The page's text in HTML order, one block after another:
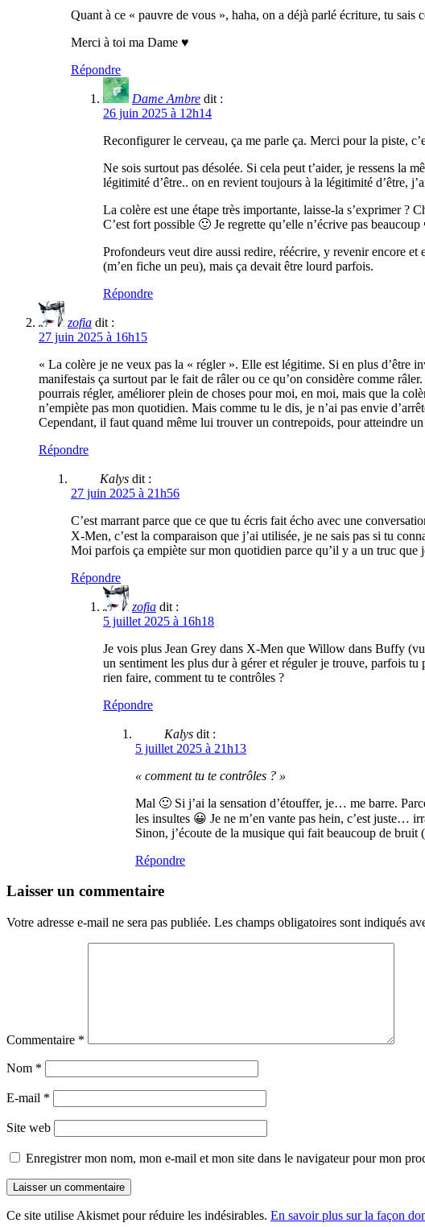
Quant à ce « pauvre de vous », haha, on a déjà parlé écriture, tu sais
Merci à toi ma Dame ♥
Répondre
Dame Ambre dit :
26 juin 2025 à 12h14
Reconfigurer le cerveau, ça me parle ça. Merci pour la piste,
Ne sois surtout pas désolée. Si cela peut t’aider, je ressens la
légitimité d’être.. on en revient toujours à la légitimité d’être,
La colère est une étape très importante, laisse-la s’exprimer ?
C’est fort possible 🙂 Je regrette qu’elle n’écrive pas beaucoup
Profondeurs veut dire aussi redire, réécrire, y revenir encore et
(m’en fiche un peu), mais ça devait être lourd parfois.
Répondre
zofia dit :
27 juin 2025 à 16h15
« La colère je ne veux pas la « régler ». Elle est légitime. Si en plus d’être
manifestais ça surtout par le fait de râler ou ce qu’on considère comme
pourrais régler, améliorer plein de choses pour moi, en moi, mais que la
n’empiète pas mon quotidien. Mais comme tu le dis, je n’ai pas envie
Cependant, il faut quand même lui trouver un contrepoids, pour atteindre
Répondre
Kalys dit :
27 juin 2025 à 21h56
C’est marrant parce que ce que tu écris fait écho avec une
X-Men, c’est la comparaison que j’ai utilisée, je ne sais pas si tu
Moi parfois ça empiète sur mon quotidien parce qu’il y a un truc que
Répondre
zofia dit :
5 juillet 2025 à 16h18
Je vois plus Jean Grey dans X-Men que Willow dans Buffy
un sentiment les plus dur à gérer et réguler je trouve, parfois
rien faire, comment tu te contrôles ?
Répondre
Kalys dit :
5 juillet 2025 à 21h13
« comment tu te contrôles ? »
Mal 🙂 Si j’ai la sensation d’étouffer, je… me barre.
les insultes 😀 Je ne m’en vante pas hein, c’est juste…
Sinon, j’écoute de la musique qui fait beaucoup de bruit
Répondre
Laisser un commentaire
Votre adresse e-mail ne sera pas publiée. Les champs obligatoires sont indiqués
Commentaire *
Nom *
E-mail *
Site web
Enregistrer mon nom, mon e-mail et mon site dans le navigateur pour mon
Ce site utilise Akismet pour réduire les indésirables. En savoir plus sur la façon